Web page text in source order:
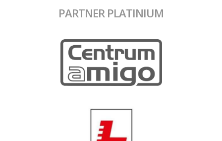
PARTNER PLATINIUM